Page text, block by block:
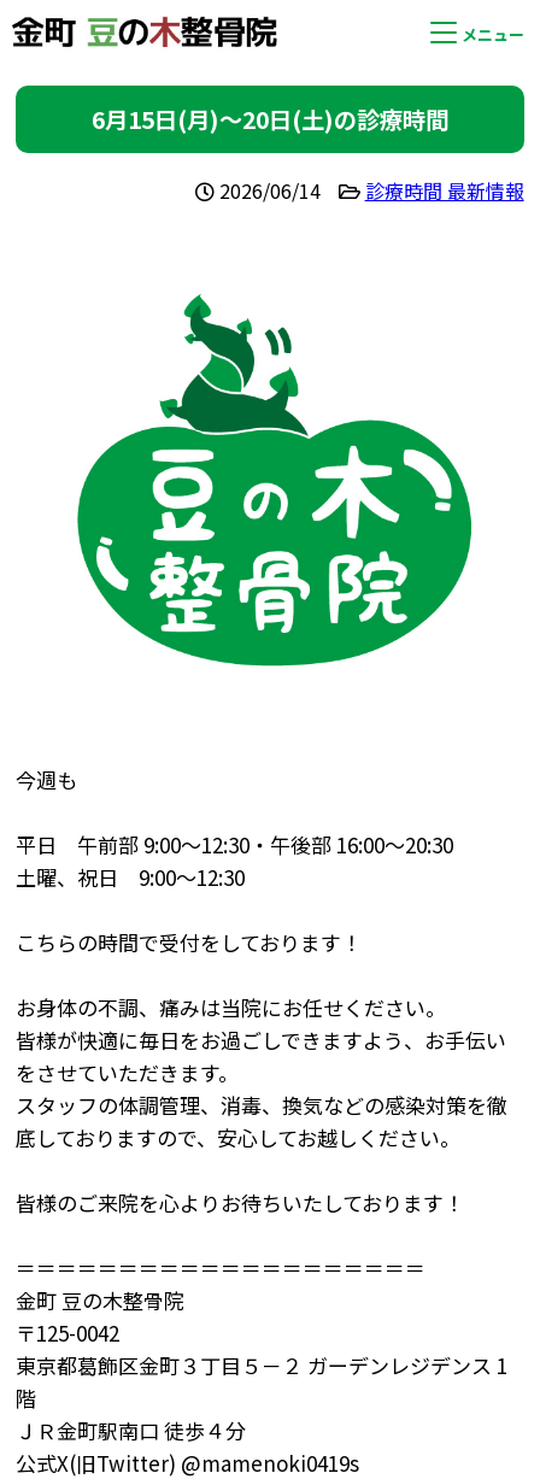
メニュー
6月15日(月)〜20日(土)の診療時間
2026/06/14 診療時間 最新情報
今週も
平日 午前部 9:00～12:30 ・午後部 16:00～20:30
土曜、祝日 9:00～12:30
こちらの時間で受付をしております！
お身体の不調、痛みは当院にお任せください。
皆様が快適に毎日をお過ごしできますよう、お手伝い
をさせていただきます。
スタッフの体調管理、消毒、換気などの感染対策を徹
底しておりますので、安心してお越しください。
皆様のご来院を心よりお待ちいたしております！
＝＝＝＝＝＝＝＝＝＝＝＝＝＝＝＝＝＝＝＝
金町 豆の木整骨院
〒125-0042
東京都葛飾区金町３丁目５－２ ガーデンレジデンス 1
階
ＪＲ金町駅南口 徒歩４分
公式X(旧Twitter) @mamenoki0419s